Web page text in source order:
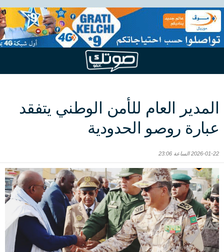
المدير العام للأمن الوطني يتفقد
عبارة روصو الحدودية
2026-01-22 الساعة 23:06